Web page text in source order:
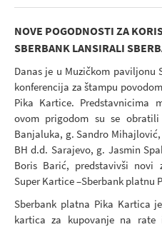
NOVE POGODNOSTI ZA
SBERBANK LANSIRALI
Danas je u Muzičkom
konferencija za štampu
Pika Kartice. Predstavnicima
ovom prigodom su se
Banjaluka, g. Sandro
BH d.d. Sarajevo, g. Jasmin
Boris Barić, predstavivši novi
Super Kartice –Sberbank platnu
Sberbank platna Pika Kartica
kartica za kupovanje na